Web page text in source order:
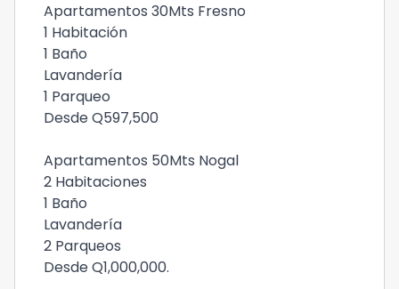
Apartamentos 30Mts Fresno
1 Habitación
1 Baño
Lavandería
1 Parqueo
Desde Q597,500
Apartamentos 50Mts Nogal
2 Habitaciones
1 Baño
Lavandería
2 Parqueos
Desde Q1,000,000.